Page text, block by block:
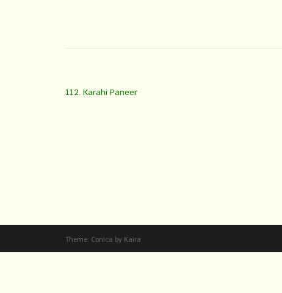
112. Karahi Paneer
Theme: Conica by Kaira